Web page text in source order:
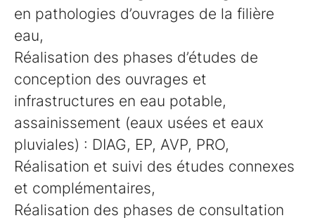
en pathologies d’ouvrages de la filière
eau,
Réalisation des phases d’études de
conception des ouvrages et
infrastructures en eau potable,
assainissement (eaux usées et eaux
pluviales) : DIAG, EP, AVP, PRO,
Réalisation et suivi des études connexes
et complémentaires,
Réalisation des phases de consultation